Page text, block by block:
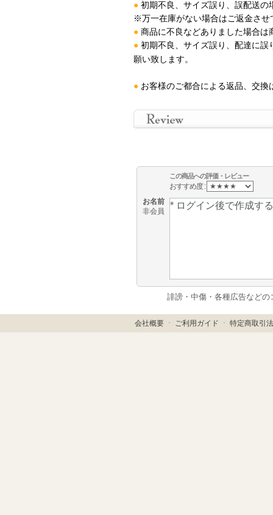
● 初期不良、サイズ誤り、誤配送
※万一在庫がない場合はご返金させ
● 商品に不良などありました場合
● 初期不良、サイズ誤り、配達に誤
願い致します。
● お客様のご都合による返品、交
この商品への評価・レビュー
おすすめ度 :
お名前
非会員
誹謗・中傷・各種広告など
会社概要 ㆍ ご利用ガイド ㆍ特定商取引